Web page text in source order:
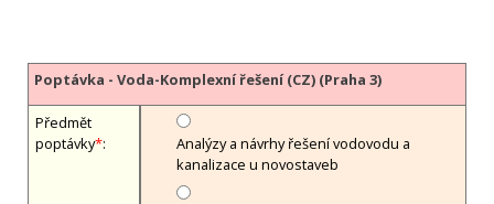
Poptávka - Voda-Komplexní řešení (CZ) (Praha 3)
Předmět
poptávky*:
Analýzy a návrhy řešení vodovodu a
kanalizace u novostaveb